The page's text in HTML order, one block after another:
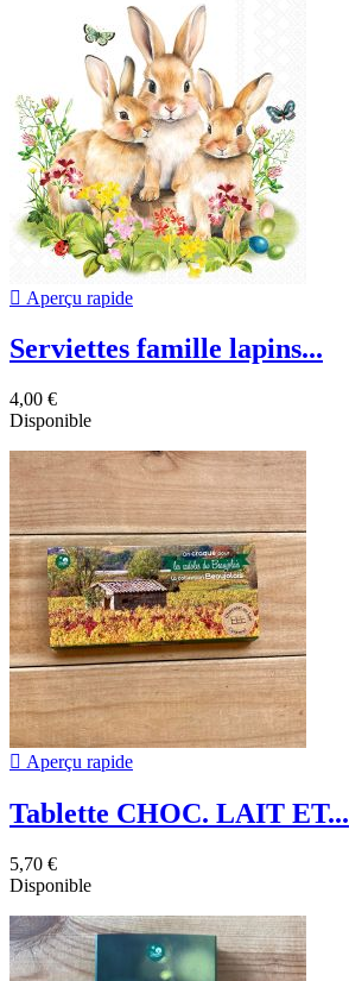
 Aperçu rapide
Serviettes famille lapins...
4,00 €
Disponible
 Aperçu rapide
Tablette CHOC. LAIT ET...
5,70 €
Disponible